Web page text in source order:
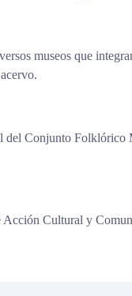
museos que
del Conjunto
Acción Cultural y